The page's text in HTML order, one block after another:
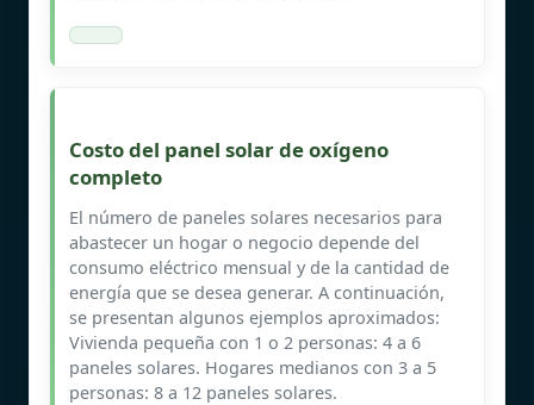
Costo del panel solar de oxígeno
completo
El número de paneles solares necesarios para
abastecer un hogar o negocio depende del
consumo eléctrico mensual y de la cantidad de
energía que se desea generar. A continuación,
se presentan algunos ejemplos aproximados:
Vivienda pequeña con 1 o 2 personas: 4 a 6
paneles solares. Hogares medianos con 3 a 5
personas: 8 a 12 paneles solares.